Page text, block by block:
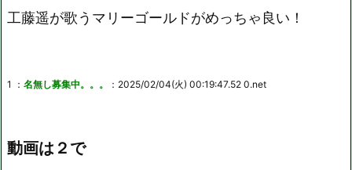
工藤遥が歌うマリーゴールドがめっちゃ良い！
1 ： 名無し募集中。。。 ：2025/02/04(火) 00:19:47.52 0.net
動画は２で